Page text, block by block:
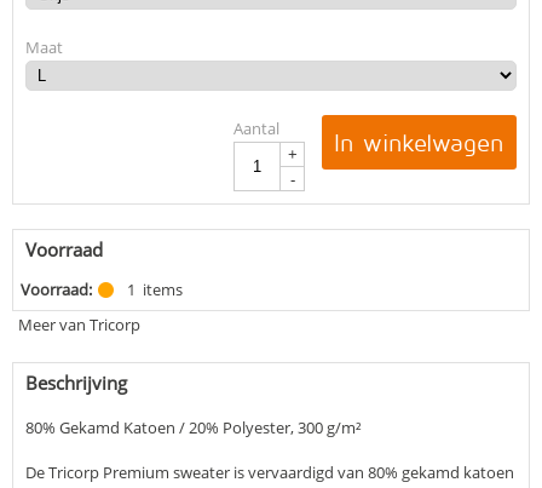
Maat
Aantal
+
-
In winkelwagen
Voorraad
Voorraad: 1 items
Meer van Tricorp
Beschrijving
80% Gekamd Katoen / 20% Polyester, 300 g/m²
De Tricorp Premium sweater is vervaardigd van 80% gekamd katoen